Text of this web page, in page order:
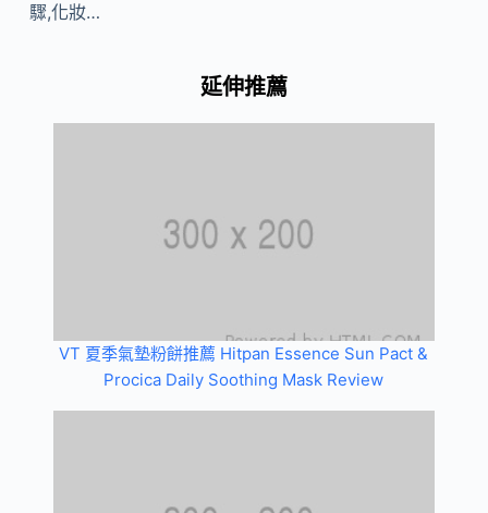
驟,化妝…
延伸推薦
VT 夏季氣墊粉餅推薦 Hitpan Essence Sun Pact &
Procica Daily Soothing Mask Review